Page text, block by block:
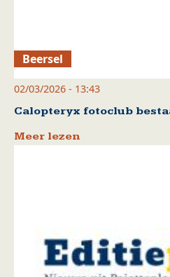
Beersel
02/03/2026 - 13:43
Calopteryx fotoclub
Meer lezen